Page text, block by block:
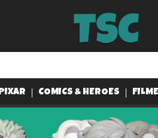
COMICS & HEROES